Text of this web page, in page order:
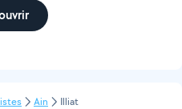
Ain Illiat